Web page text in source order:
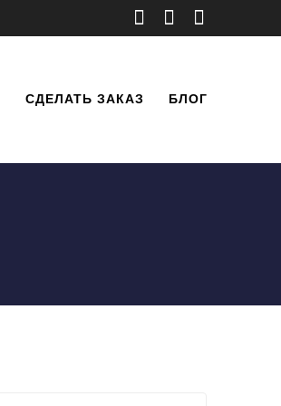
СДЕЛАТЬ ЗАКАЗ БЛОГ